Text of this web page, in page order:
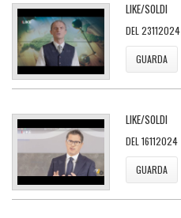
LIKE/SOLDI
DEL 23112024
GUARDA
LIKE/SOLDI
DEL 16112024
GUARDA